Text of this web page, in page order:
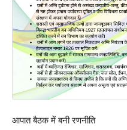
आपात बैठक में बनी रणनीति